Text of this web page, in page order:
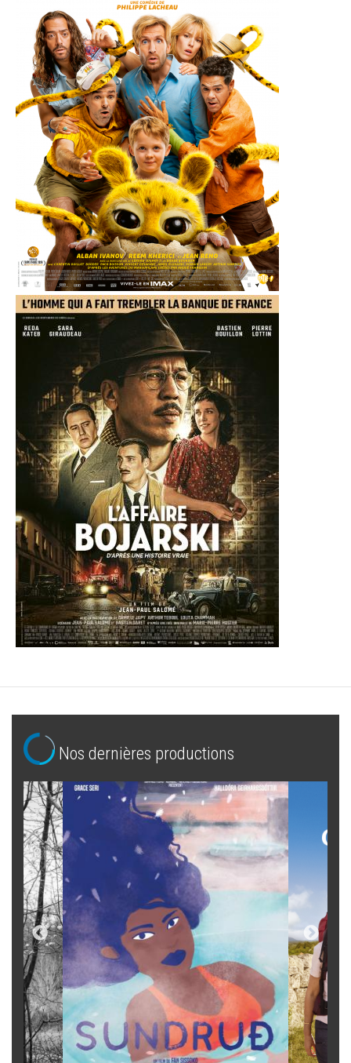
Nos dernières productions